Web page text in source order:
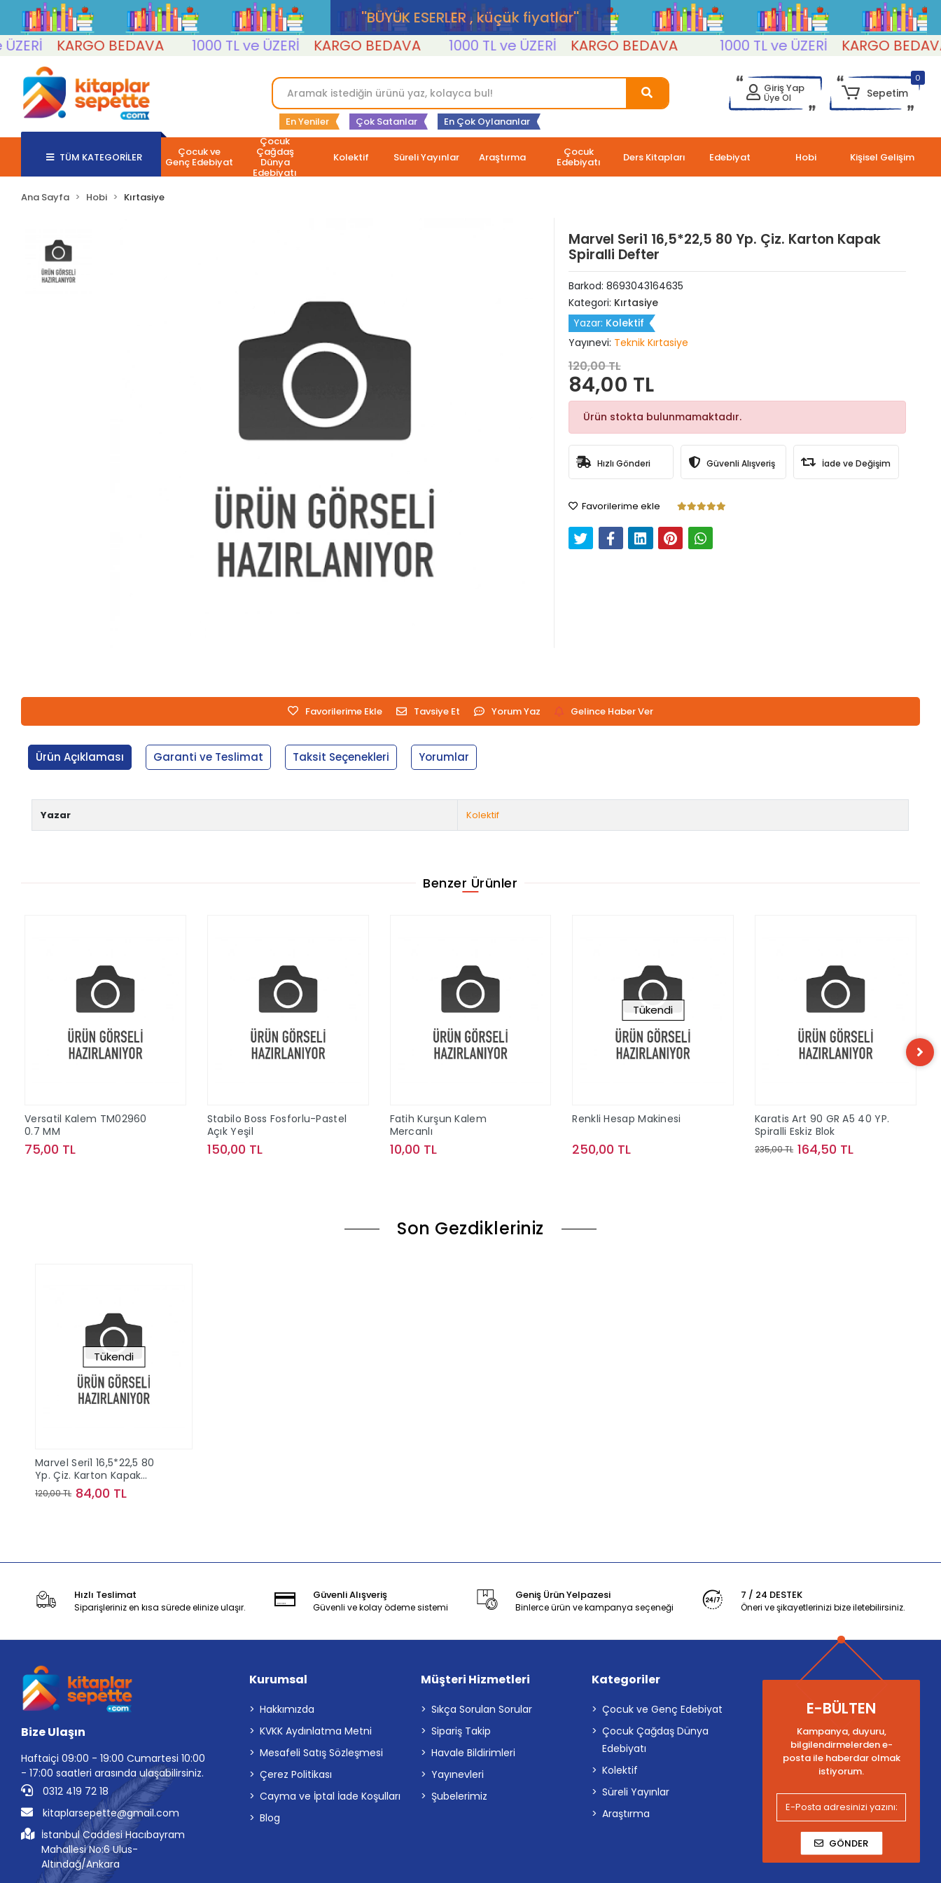
''BÜYÜK ESERLER , küçük fiyatlar''
KARGO BEDAVA 1000 TL ve ÜZERİ KARGO BEDAVA 1000 TL ve ÜZERİ KARGO BEDAVA 1000 TL ve ÜZERİ KARGO BEDAVA
En Yeniler Çok Satanlar En Çok Oylananlar
Giriş Yap
Üye Ol
0
Sepetim
TÜM KATEGORİLER Çocuk ve
Genç Edebiyat
Çocuk
Çağdaş
Dünya
Edebiyatı
Kolektif Süreli Yayınlar Araştırma Çocuk
Edebiyatı Ders Kitapları Edebiyat Hobi Kişisel Gelişim
Ana Sayfa Hobi Kırtasiye
Marvel Seri1 16,5*22,5 80 Yp. Çiz. Karton Kapak
Spiralli Defter
Barkod: 8693043164635
Kategori: Kırtasiye
Yazar: Kolektif
Yayınevi: Teknik Kırtasiye
120,00 TL
84,00 TL
Ürün stokta bulunmamaktadır.
Hızlı Gönderi Güvenli Alışveriş İade ve Değişim
Favorilerime ekle
Favorilerime Ekle Tavsiye Et Yorum Yaz Gelince Haber Ver
Ürün Açıklaması Garanti ve Teslimat Taksit Seçenekleri Yorumlar
Yazar Kolektif
Benzer Ürünler
Versatil Kalem TM02960
0.7 MM
75,00 TL
Stabilo Boss Fosforlu-Pastel
Açık Yeşil
150,00 TL
Fatih Kurşun Kalem
Mercanlı
10,00 TL
Tükendi
Renkli Hesap Makinesi
250,00 TL
Karatis Art 90 GR A5 40 YP.
Spiralli Eskiz Blok
235,00 TL 164,50 TL
Son Gezdikleriniz
Tükendi
Marvel Seri1 16,5*22,5 80
Yp. Çiz. Karton Kapak
Spiralli Defter
120,00 TL 84,00 TL
Hızlı Teslimat
Siparişleriniz en kısa sürede elinize ulaşır.
Güvenli Alışveriş
Güvenli ve kolay ödeme sistemi
Geniş Ürün Yelpazesi
Binlerce ürün ve kampanya seçeneği
7 / 24 DESTEK
Öneri ve şikayetlerinizi bize iletebilirsiniz.
Bize Ulaşın
Haftaiçi 09:00 - 19:00 Cumartesi 10:00
- 17:00 saatleri arasında ulaşabilirsiniz.
0312 419 72 18
kitaplarsepette@gmail.com
İstanbul Caddesi Hacıbayram
Mahallesi No:6 Ulus-
Altındağ/Ankara
Kurumsal
Hakkımızda
KVKK Aydınlatma Metni
Mesafeli Satış Sözleşmesi
Çerez Politikası
Cayma ve İptal İade Koşulları
Blog
Müşteri Hizmetleri
Sıkça Sorulan Sorular
Sipariş Takip
Havale Bildirimleri
Yayınevleri
Şubelerimiz
Kategoriler
Çocuk ve Genç Edebiyat
Çocuk Çağdaş Dünya
Edebiyatı
Kolektif
Süreli Yayınlar
Araştırma
E-BÜLTEN
Kampanya, duyuru,
bilgilendirmelerden e-
posta ile haberdar olmak
istiyorum.
GÖNDER